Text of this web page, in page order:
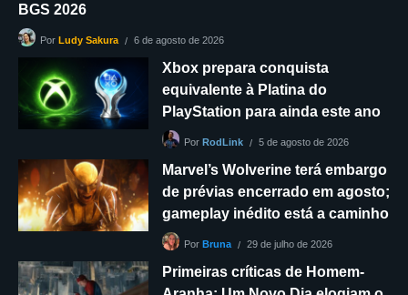
BGS 2026
Por Ludy Sakura 6 de agosto de 2026
Xbox prepara conquista
equivalente à Platina do
PlayStation para ainda este ano
Por RodLink 5 de agosto de 2026
Marvel’s Wolverine terá embargo
de prévias encerrado em agosto;
gameplay inédito está a caminho
Por Bruna 29 de julho de 2026
Primeiras críticas de Homem-